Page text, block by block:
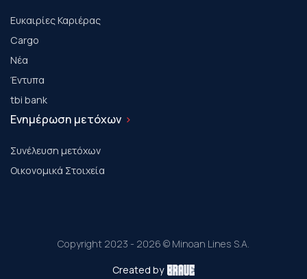
Ευκαιρίες Καριέρας
Cargo
Νέα
Έντυπα
tbi bank
Ενημέρωση μετόχων
Συνέλευση μετόχων
Οικονομικά Στοιχεία
Copyright 2023 - 2026 © Minoan Lines S.A.
Created by